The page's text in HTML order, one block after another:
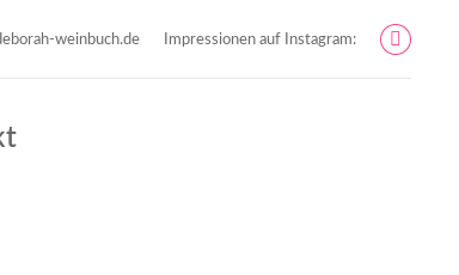
weinbuch.de Impressionen auf Instagram:
page